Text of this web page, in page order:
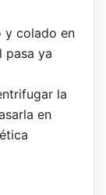
y colado en
pasa ya
la
en